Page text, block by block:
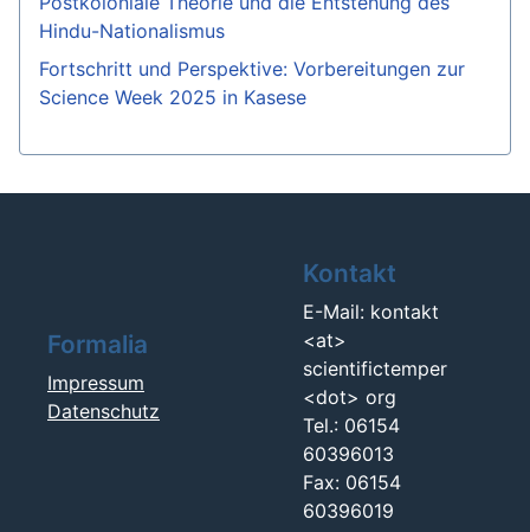
Hindu-Nationalismus
Fortschritt und Perspektive: Vorbereitungen zur
Science Week 2025 in Kasese
Formalia
Impressum
Datenschutz
Kontakt
E-Mail: kontakt
<at>
scientifictemper
<dot> org
Tel.: 06154
60396013
Fax: 06154
60396019